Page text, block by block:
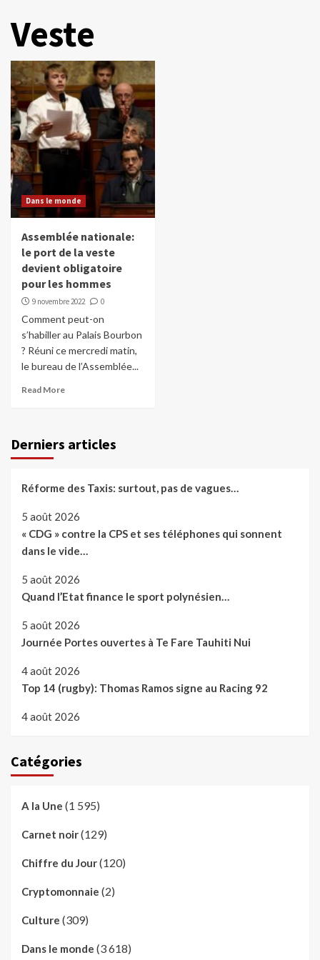
Veste
Dans le monde
Assemblée nationale:
le port de la veste
devient obligatoire
pour les hommes
9 novembre 2022 0
Comment peut-on
s’habiller au Palais Bourbon
? Réuni ce mercredi matin,
le bureau de l’Assemblée...
Read More
Derniers articles
Réforme des Taxis: surtout, pas de vagues…
5 août 2026
« CDG » contre la CPS et ses téléphones qui sonnent
dans le vide…
5 août 2026
Quand l’Etat finance le sport polynésien…
5 août 2026
Journée Portes ouvertes à Te Fare Tauhiti Nui
4 août 2026
Top 14 (rugby): Thomas Ramos signe au Racing 92
4 août 2026
Catégories
A la Une (1 595)
Carnet noir(129)
Chiffre du Jour(120)
Cryptomonnaie (2)
Culture (309)
Dans le monde (3 618)